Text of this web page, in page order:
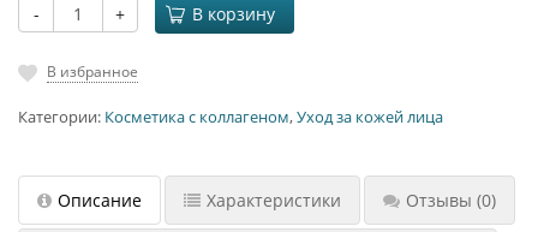
- + В корзину
В избранное
Категории: Косметика с коллагеном,Уход за кожей лица
Описание Характеристики Отзывы (0)